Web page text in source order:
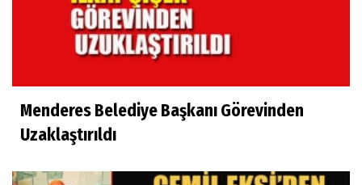
Menderes Belediye Başkanı Görevinden
Uzaklaştırıldı